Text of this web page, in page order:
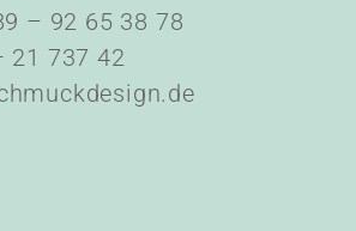
– 92 65 38 78
21 737 42